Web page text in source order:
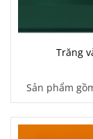
Trăng
Sản phẩm